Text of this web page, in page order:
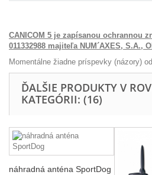
CANICOM 5 je zapísanou ochrannou
011332988 majiteľa NUM´AXES, S.A.,
Momentálne žiadne príspevky (názory)
ĎALŠIE PRODUKTY V
KATEGÓRII: (16)
náhradná anténa SportDog